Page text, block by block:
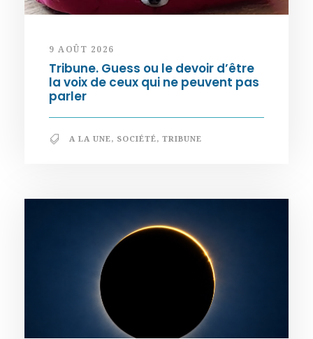
9 AOÛT 2026
Tribune. Guess ou le devoir d’être
la voix de ceux qui ne peuvent pas
parler
A LA UNE, SOCIÉTÉ, TRIBUNE